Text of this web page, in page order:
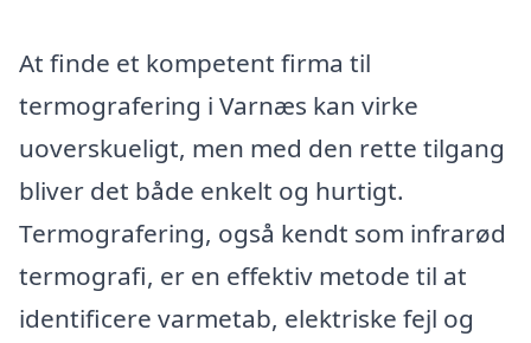
At finde et kompetent firma til
termografering i Varnæs kan virke
uoverskueligt, men med den rette tilgang
bliver det både enkelt og hurtigt.
Termografering, også kendt som infrarød
termografi, er en effektiv metode til at
identificere varmetab, elektriske fejl og